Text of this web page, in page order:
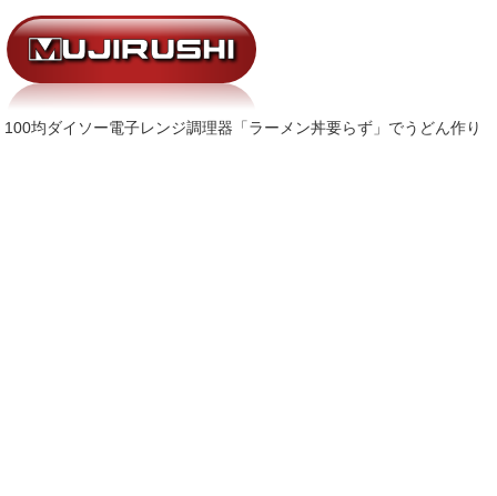
100均ダイソー電子レンジ調理器「ラーメン丼要らず」でうどん作り